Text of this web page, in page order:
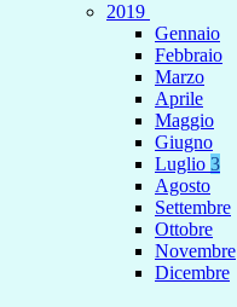
2019
Gennaio
Febbraio
Marzo
Aprile
Maggio
Giugno
Luglio 3
Agosto
Settembre
Ottobre
Novembre
Dicembre